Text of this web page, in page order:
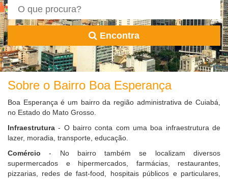
Encontra
Sobre o Bairro Boa Esperança
Boa Esperança é um bairro da região administrativa de Cuiabá,
no Estado do Mato Grosso.
Infraestrutura - O bairro conta com uma boa infraestrutura de
lazer, moradia, transporte, educação.
Comércio - No bairro também se localizam diversos
supermercados e hipermercados, farmácias, restaurantes,
pizzarias, redes de fast-food, hospitais públicos e particulares,